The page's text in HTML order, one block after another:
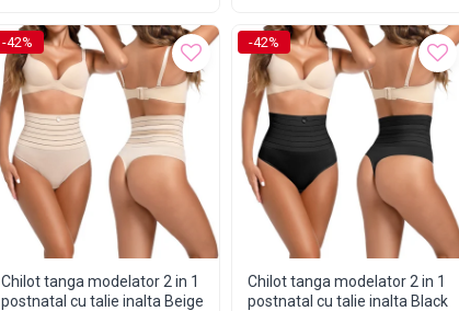
-42%
Chilot tanga modelator 2 in 1
postnatal cu talie inalta Beige
-42%
Chilot tanga modelator 2 in 1
postnatal cu talie inalta Black